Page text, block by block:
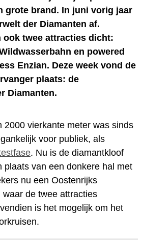
grote brand. In juni vorig jaar
der Diamanten af.
ook twee attracties dicht:
en powered
Enzian. Deze week vond de
plaats: de
Diamanten.
2000 vierkante meter was sinds
voor publiek, als
. Nu is de diamantkloof
plaats van een donkere hal met
nu een Oostenrijks
de twee attracties
is het mogelijk om het